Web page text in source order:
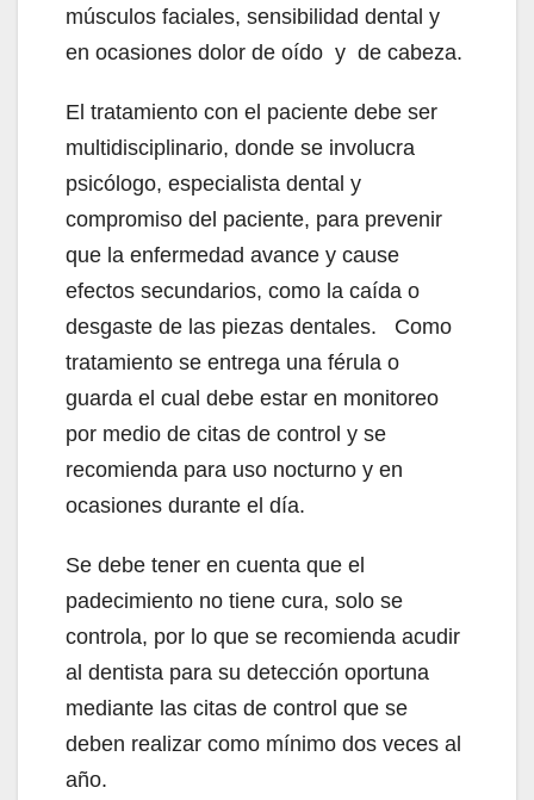
músculos faciales, sensibilidad dental y
en ocasiones dolor de oído y de cabeza.
El tratamiento con el paciente debe ser
multidisciplinario, donde se involucra
psicólogo, especialista dental y
compromiso del paciente, para prevenir
que la enfermedad avance y cause
efectos secundarios, como la caída o
desgaste de las piezas dentales. Como
tratamiento se entrega una férula o
guarda el cual debe estar en monitoreo
por medio de citas de control y se
recomienda para uso nocturno y en
ocasiones durante el día.
Se debe tener en cuenta que el
padecimiento no tiene cura, solo se
controla, por lo que se recomienda acudir
al dentista para su detección oportuna
mediante las citas de control que se
deben realizar como mínimo dos veces al
año.